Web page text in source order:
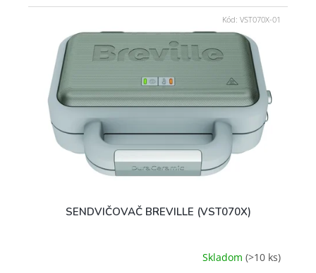
SENDVIČOVAČ BREVILLE (VST070X)
Skladom (>10 ks)
Kód: VST070X-01